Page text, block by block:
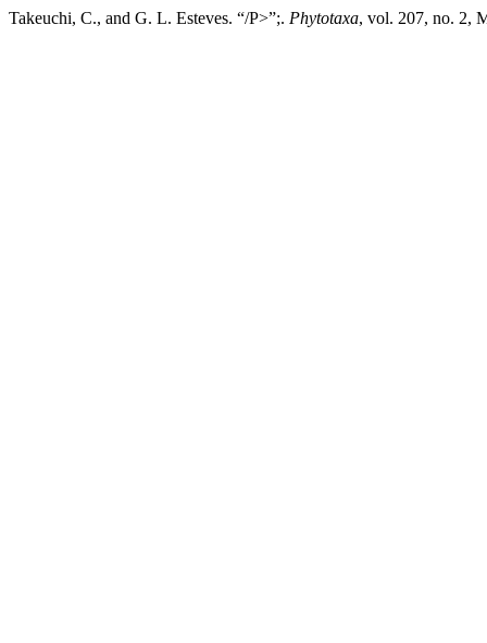
Takeuchi, C., and G. L. Esteves. “/P>”;. Phytotaxa, vol. 207, no. 2,